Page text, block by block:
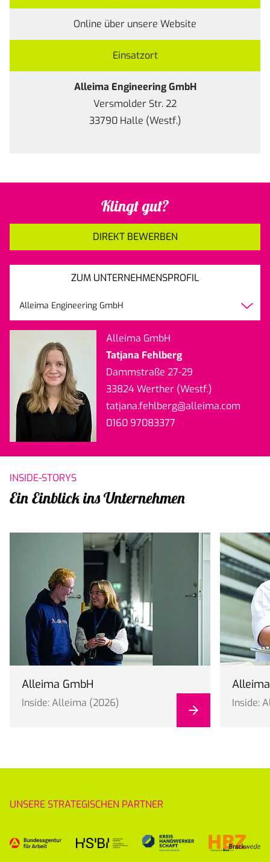
Online über unsere Website
Einsatzort
Alleima Engineering GmbH
Versmolder Str. 22
33790 Halle (Westf.)
Klingt gut?
DIREKT BEWERBEN
ZUM UNTERNEHMENSPROFIL
Alleima GmbH
Tatjana Fehlberg
Dammstraße 27-29
33824 Werther (Westf.)
tatjana.fehlberg@alleima.com
0160 97083377
Alleima Engineering GmbH
INSIDE-STORYS
Ein Einblick ins Unternehmen
Alleima GmbH
Inside: Alleima (2026) Inside:
UNSERE STRATEGISCHEN PARTNER